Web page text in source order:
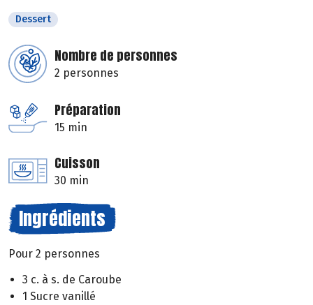
Dessert
Nombre de personnes
2 personnes
Préparation
15 min
Cuisson
30 min
Ingrédients
Pour 2 personnes
3 c. à s. de Caroube
1 Sucre vanillé